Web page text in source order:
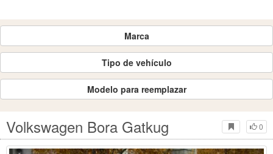
Marca
Tipo de vehículo
Modelo para reemplazar
0
Volkswagen Bora Gatkug